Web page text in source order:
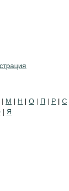
| М | Н | О | П | Р | С
| Я